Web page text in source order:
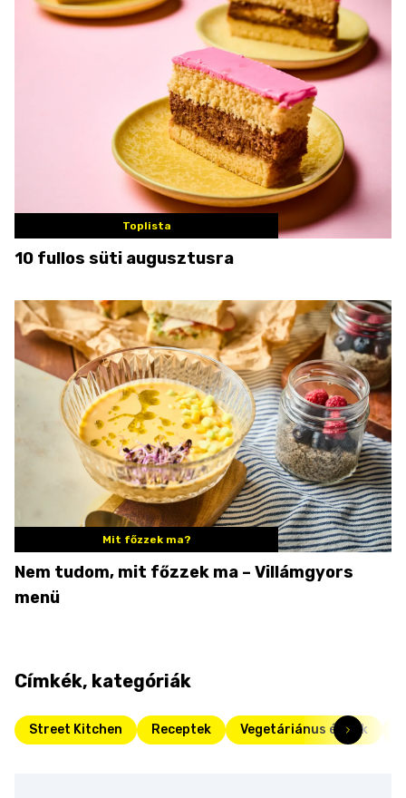
Toplista
10 fullos süti augusztusra
Mit főzzek ma?
Nem tudom, mit főzzek ma – Villámgyors
menü
Címkék, kategóriák
Street Kitchen Receptek Vegetáriánus ételek